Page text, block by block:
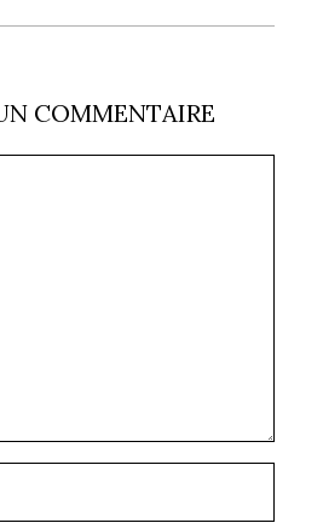
COMMENTAIRE